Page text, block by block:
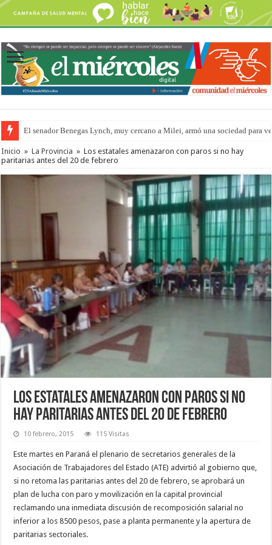
El senador Benegas Lynch, muy cercano a Milei, armó una sociedad para
Inicio » La Provincia » Los estatales amenazaron con paros si no hay
paritarias antes del 20 de febrero
Los estatales amenazaron con paros si no
hay paritarias antes del 20 de febrero
10 febrero, 2015 115 Visitas
Este martes en Paraná el plenario de secretarios generales de la
Asociación de Trabajadores del Estado (ATE) advirtió al gobierno que,
si no retoma las paritarias antes del 20 de febrero, se aprobará un
plan de lucha con paro y movilización en la capital provincial
reclamando una inmediata discusión de recomposición salarial no
inferior a los 8500 pesos, pase a planta permanente y la apertura de
paritarias sectoriales.